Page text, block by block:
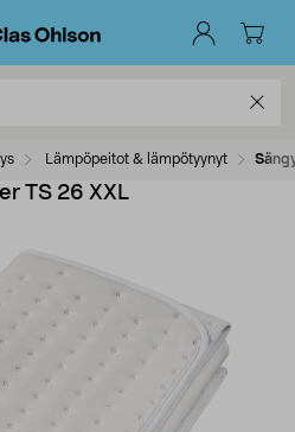
Lämpöpeitot & lämpötyynyt
TS 26 XXL